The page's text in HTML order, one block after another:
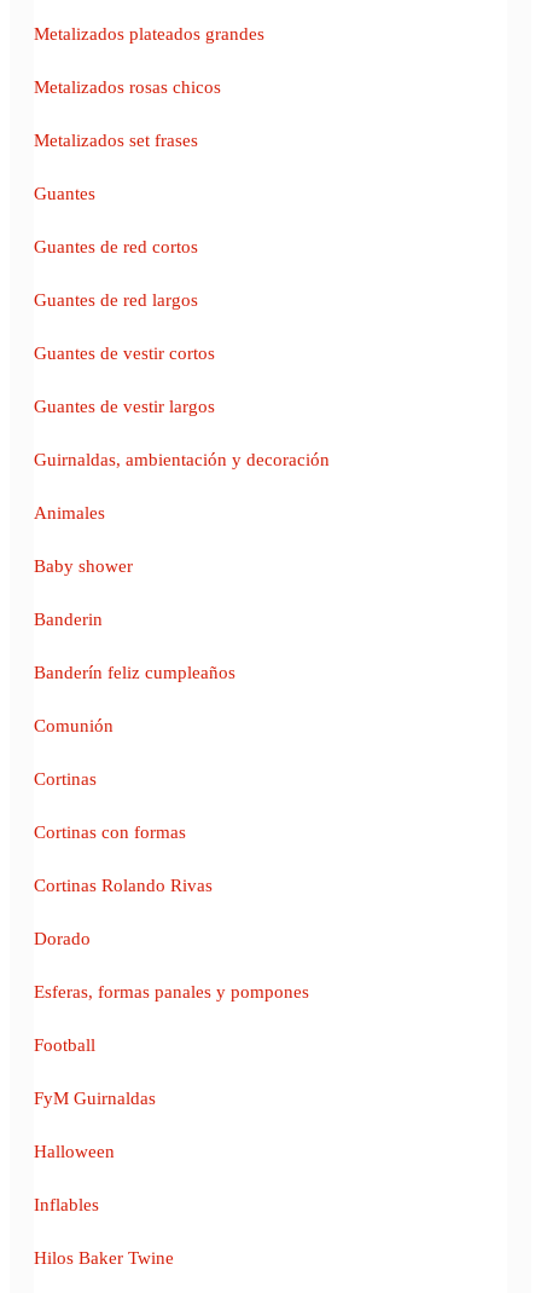
Metalizados plateados grandes
Metalizados rosas chicos
Metalizados set frases
Guantes
Guantes de red cortos
Guantes de red largos
Guantes de vestir cortos
Guantes de vestir largos
Guirnaldas, ambientación y decoración
Animales
Baby shower
Banderin
Banderín feliz cumpleaños
Comunión
Cortinas
Cortinas con formas
Cortinas Rolando Rivas
Dorado
Esferas, formas panales y pompones
Football
FyM Guirnaldas
Halloween
Inflables
Hilos Baker Twine